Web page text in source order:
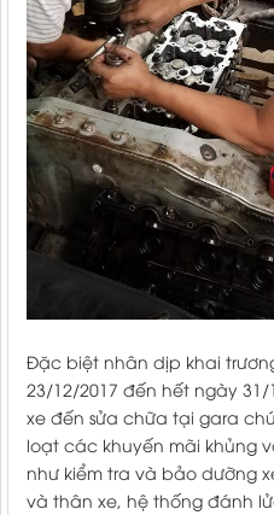
Đặc biệt nhân dịp khai
23/12/2017 đến hết ngày
xe đến sửa chữa tại gara
loạt các khuyến mãi khủng
như kiểm tra và bảo dưỡng
và thân xe, hệ thống đánh